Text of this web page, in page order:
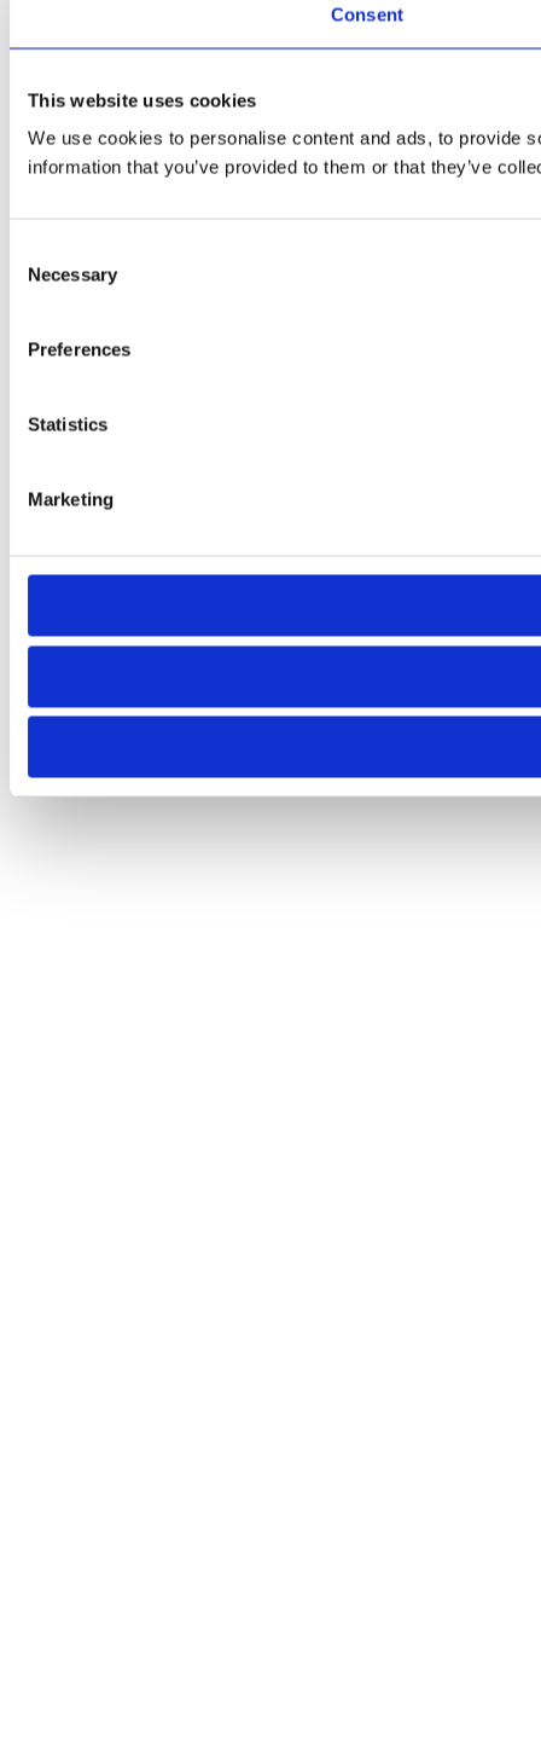
Consent
This website uses cookies
We use cookies to personalise content and ads, to provide
information that you’ve provided to them or that they’ve
Selection
Necessary
Preferences
Statistics
Marketing